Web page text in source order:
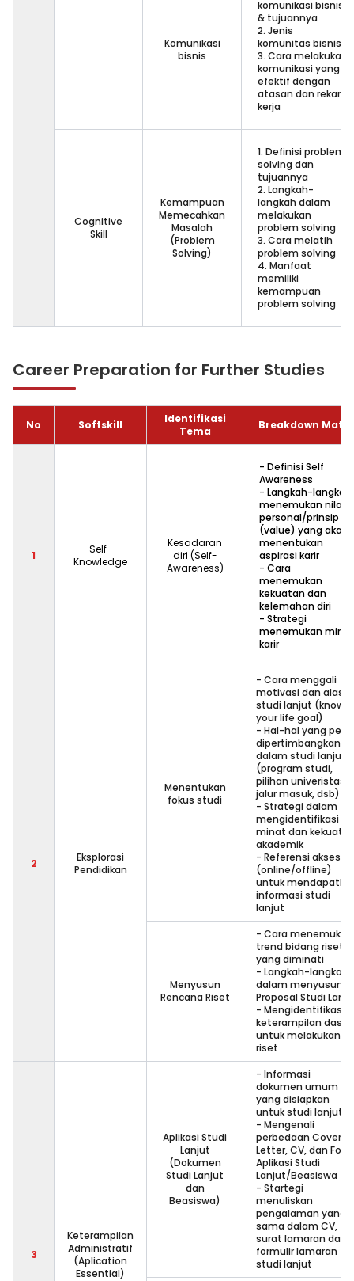
Komunikasi
bisnis
komunikasi bisnis
& tujuannya
2. Jenis
komunitas bisnis
3. Cara melakukan
komunikasi yang
efektif dengan
atasan dan rekan
kerja
Cognitive
Skill
Kemampuan
Memecahkan
Masalah
(Problem
Solving)
1. Definisi problem
solving dan
tujuannya
2. Langkah-
langkah dalam
melakukan
problem solving
3. Cara melatih
problem solving
4. Manfaat
memiliki
kemampuan
problem solving
Career Preparation for Further Studies
No Softskill
Identifikasi
Tema
Breakdown
1
Self-
Knowledge
Kesadaran
diri (Self-
Awareness)
- Definisi Self
Awareness
- Langkah-langkah
menemukan nilai
personal/prinsip
(value) yang akan
menentukan
aspirasi karir
- Cara
menemukan
kekuatan dan
kelemahan diri
- Strategi
menemukan minat
karir
2
Eksplorasi
Pendidikan
Menentukan
fokus studi
- Cara menggali
motivasi dan
studi lanjut (know
your life goal)
- Hal-hal yang perlu
dipertimbangkan
dalam studi lanjut
(program studi,
pilihan univeristas,
jalur masuk, dsb)
- Strategi dalam
mengidentifikasi
minat dan
akademik
- Referensi akses
(online/offline)
untuk
informasi studi
lanjut
Menyusun
Rencana Riset
- Cara menemukan
trend bidang riset
yang diminati
- Langkah-langkah
dalam menyusun
Proposal Studi
- Mengidentifikasi
keterampilan dasar
untuk melakukan
riset
3
Keterampilan
Administratif
(Aplication
Essential)
Aplikasi Studi
Lanjut
(Dokumen
Studi Lanjut
dan
Beasiswa)
- Informasi
dokumen umum
yang disiapkan
untuk studi lanjut
- Mengenali
perbedaan Cover
Letter, CV, dan Form
Aplikasi Studi
Lanjut/Beasiswa
- Startegi
menuliskan
pengalaman yang
sama dalam CV,
surat lamaran dan
formulir lamaran
studi lanjut